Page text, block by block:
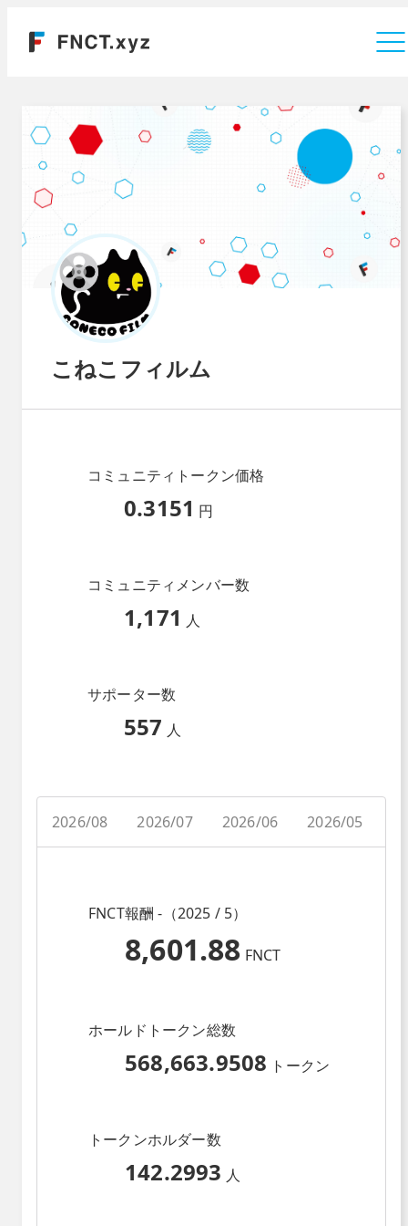
こねこフィルム
コミュニティトークン価格
0.3151 円
コミュニティメンバー数
1,171 人
サポーター数
557 人
2026/08 2026/07 2026/06 2026/05
FNCT報酬 -（2025 / 5）
8,601.88 FNCT
ホールドトークン総数
568,663.9508 トークン
トークンホルダー数
142.2993 人